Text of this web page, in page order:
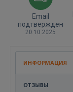
Email
подтвержден
20.10.2025
ИНФОРМАЦИЯ
ОТЗЫВЫ